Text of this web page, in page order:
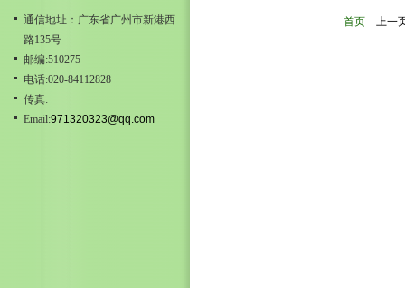
通信地址：广东省广州市新港西
路135号
邮编:510275
电话:020-84112828
传真:
Email:971320323@qq.com
首页 上一